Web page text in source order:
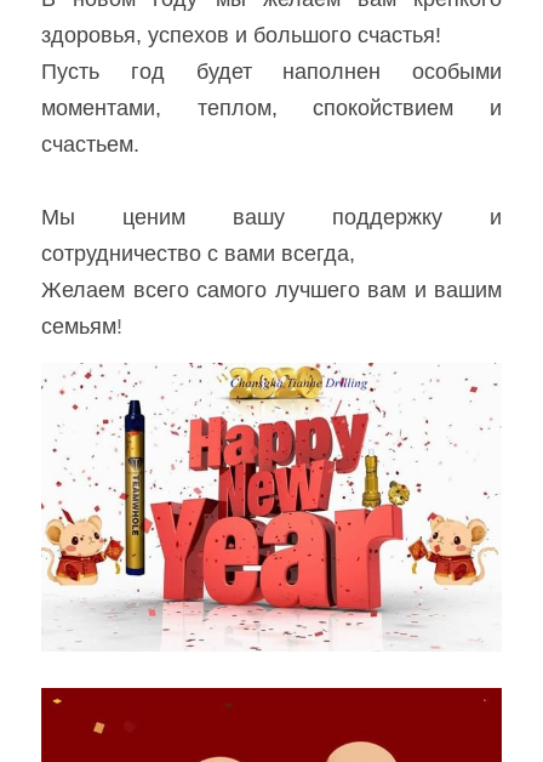
Установки с верхним ударником
Другая продукция
English
Español
здоровья, успехов и большого счастья!
Пусть год будет наполнен особыми
моментами, теплом, спокойствием и
счастьем.
Мы ценим вашу поддержку и
сотрудничество с вами всегда,
Желаем всего самого лучшего вам и вашим
семьям!